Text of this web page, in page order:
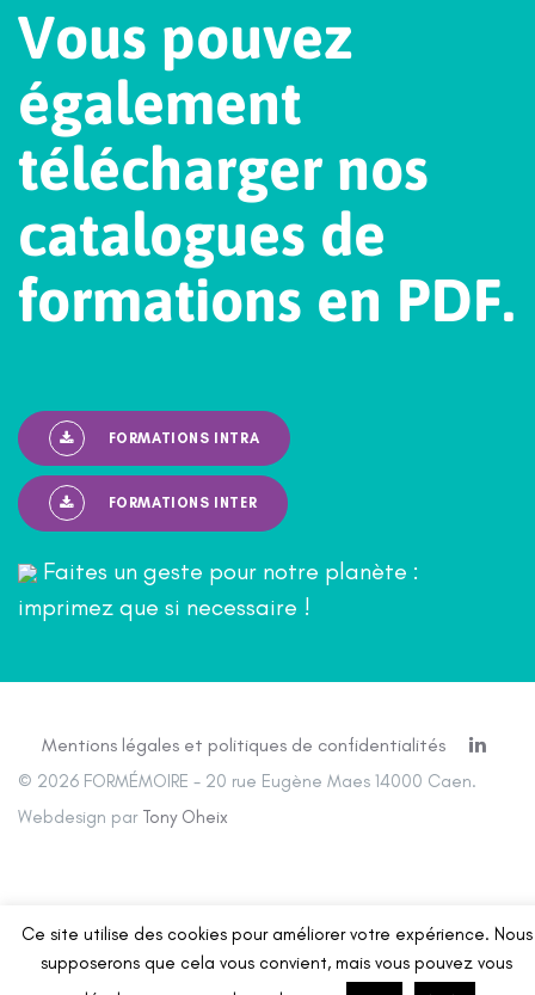
Vous pouvez
également
télécharger nos
catalogues de
formations en PDF.
FORMATIONS INTRA
FORMATIONS INTER
Faites un geste pour notre planète :
imprimez que si necessaire !
Mentions légales et politiques de confidentialités
© 2026 FORMÉMOIRE - 20 rue Eugène Maes 14000 Caen.
Webdesign par Tony Oheix
Ce site utilise des cookies pour améliorer votre expérience. Nous
supposerons que cela vous convient, mais vous pouvez vous